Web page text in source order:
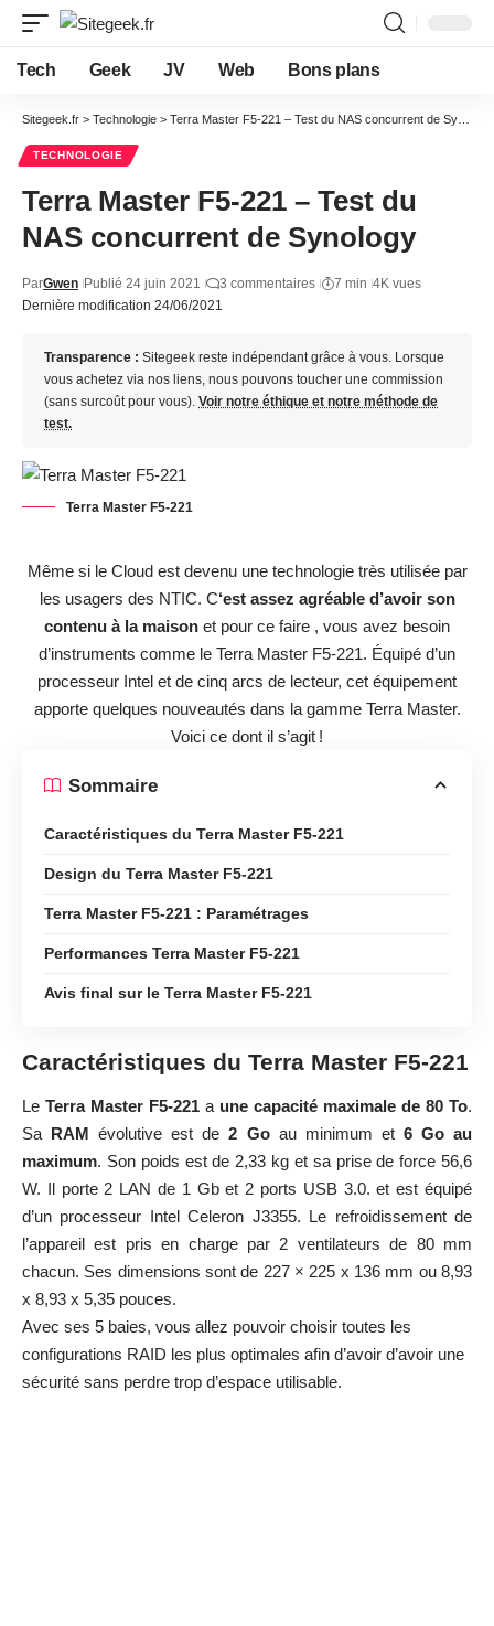
Tech Geek JV Web Bons plans
Sitegeek.fr > Technologie > Terra Master F5-221 – Test du NAS concurrent de Synology
TECHNOLOGIE
Terra Master F5-221 – Test du
NAS concurrent de Synology
Dernière modification 24/06/2021
ParGwen Publié 24 juin 2021 3 commentaires 7 min 4K vues
Transparence : Sitegeek reste indépendant grâce à vous. Lorsque
vous achetez via nos liens, nous pouvons toucher une commission
(sans surcoût pour vous). Voir notre éthique et notre méthode de
test.
Terra Master F5-221
Même si le Cloud est devenu une technologie très utilisée par
les usagers des NTIC. C‘est assez agréable d’avoir son
contenu à la maison et pour ce faire , vous avez besoin
d’instruments comme le Terra Master F5-221. Équipé d’un
processeur Intel et de cinq arcs de lecteur, cet équipement
apporte quelques nouveautés dans la gamme Terra Master.
Voici ce dont il s’agit !
Sommaire
Caractéristiques du Terra Master F5-221
Design du Terra Master F5-221
Terra Master F5-221 : Paramétrages
Performances Terra Master F5-221
Avis final sur le Terra Master F5-221
Caractéristiques du Terra Master F5-221
Le Terra Master F5-221 a une capacité maximale de 80 To.
Sa RAM évolutive est de2 Goau minimum et 6 Go au
maximum. Son poids est de 2,33 kg et sa prise de force 56,6
W. Il porte 2 LAN de 1 Gb et 2 ports USB 3.0. et est équipé
d’un processeur Intel Celeron J3355. Le refroidissement de
l’appareil est pris en charge par 2 ventilateurs de 80 mm
chacun. Ses dimensions sont de 227 × 225 x 136 mm ou 8,93
x 8,93 x 5,35 pouces.
Avec ses 5 baies, vous allez pouvoir choisir toutes les
configurations RAID les plus optimales afin d’avoir d’avoir une
sécurité sans perdre trop d’espace utilisable.